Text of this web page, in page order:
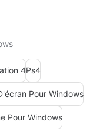
4Ps4
Pour Windows
Pour Windows